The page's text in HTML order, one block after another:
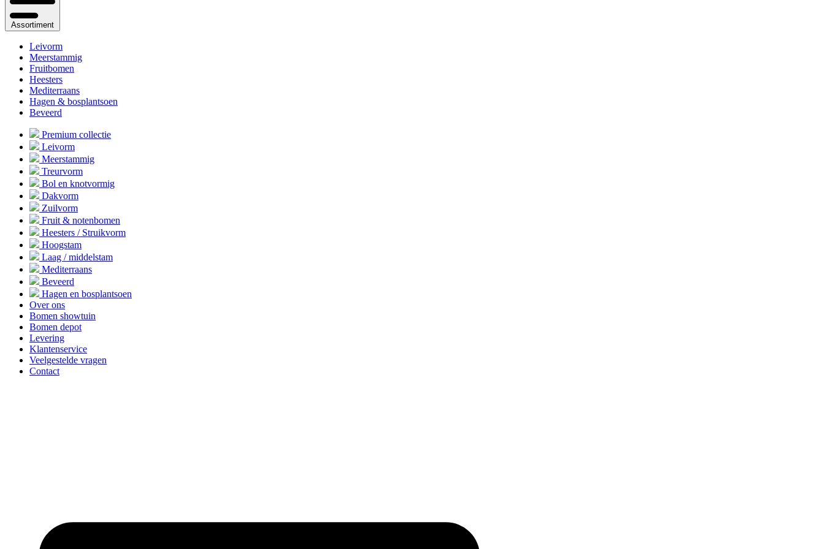
Assortiment
Leivorm
Meerstammig
Fruitbomen
Heesters
Mediterraans
Hagen & bosplantsoen
Beveerd
Premium collectie
Leivorm
Meerstammig
Treurvorm
Bol en knotvormig
Dakvorm
Zuilvorm
Fruit & notenbomen
Heesters / Struikvorm
Hoogstam
Laag / middelstam
Mediterraans
Beveerd
Hagen en bosplantsoen
Over ons
Bomen showtuin
Bomen depot
Levering
Klantenservice
Veelgestelde vragen
Contact